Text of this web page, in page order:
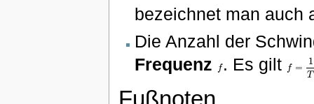
bezeichnet man auch
Die Anzahl der
Frequenz
f
f . Es gilt f =
1
T
=1 T